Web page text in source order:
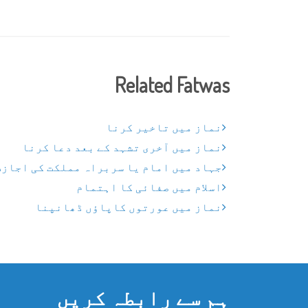
Related Fatwas
نماز میں تاخیر کرنا
نماز میں آخری تشہد کے بعد دعا کرنا
جہاد میں امام یا سربراہ مملکت کی
اسلام میں صفائی کا اہتمام
نماز میں عورتوں کاپاؤں ڈھانپنا
ہم سے رابطہ کریں